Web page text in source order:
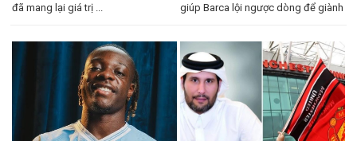
đã mang lại giá trị ...
giúp Barca lội ngược dòng để giành